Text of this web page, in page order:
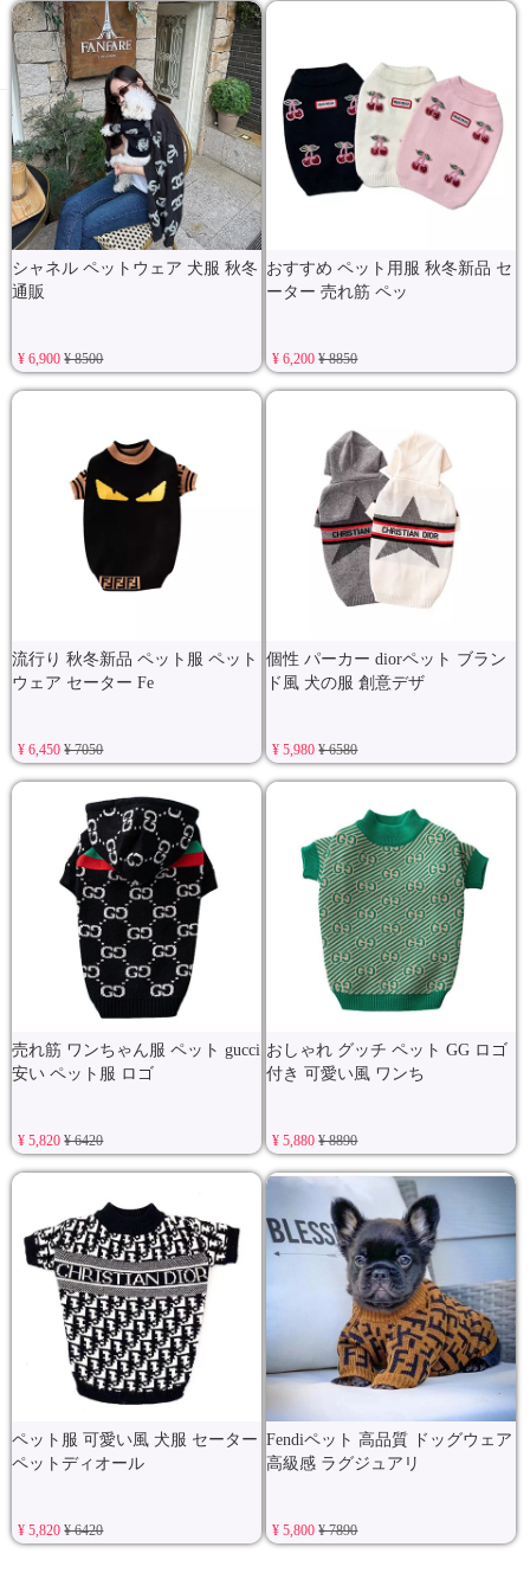
シャネル ペットウェア 犬服 秋冬
通販
¥ 6,900¥ 8500
おすすめ ペット用服 秋冬新品 セ
ーター 売れ筋 ペッ
¥ 6,200¥ 8850
流行り 秋冬新品 ペット服 ペット
ウェア セーター Fe
¥ 6,450¥ 7050
個性 パーカー diorペット ブラン
ド風 犬の服 創意デザ
¥ 5,980¥ 6580
売れ筋 ワンちゃん服 ペット gucci
安い ペット服 ロゴ
¥ 5,820¥ 6420
おしゃれ グッチ ペット GG ロゴ
付き 可愛い風 ワンち
¥ 5,880¥ 8890
ペット服 可愛い風 犬服 セーター
ペットディオール
¥ 5,820¥ 6420
Fendiペット 高品質 ドッグウェア
高級感 ラグジュアリ
¥ 5,800¥ 7890